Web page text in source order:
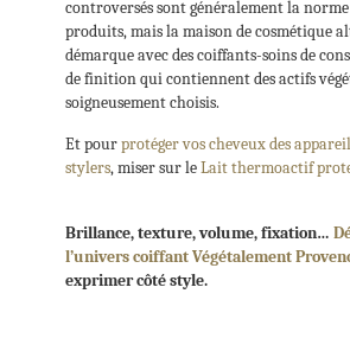
controversés sont généralement la
produits, mais la maison de cosmétique
démarque avec des coiffants-soins de
de finition qui contiennent des actifs
soigneusement choisis.
Et pourprotéger vos cheveux des
stylers, miser sur leLait thermoactif
Brillance, texture, volume, fixation…
l’univers coiffant Végétalement
exprimer côté style.